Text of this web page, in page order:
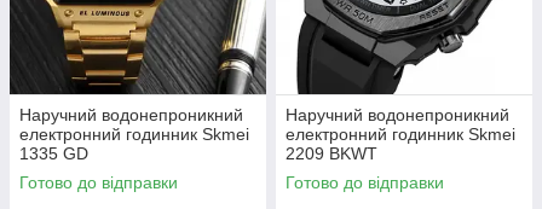
Наручний водонепроникний
електронний годинник Skmei
1335 GD
Готово до відправки
Наручний водонепроникний
електронний годинник Skmei
2209 BKWT
Готово до відправки